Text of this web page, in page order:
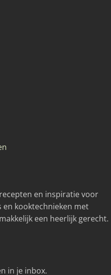
en inspiratie voor
en kooktechnieken met
een heerlijk gerecht.
in je inbox.